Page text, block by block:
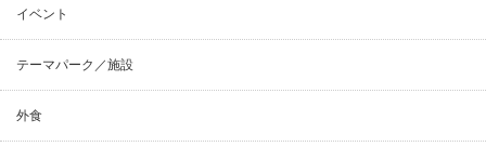
イベント
テーマパーク／施設
外食